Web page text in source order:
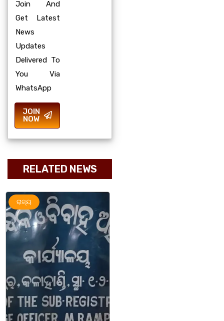
Join And
Get Latest
News
Updates
Delivered To
You Via
WhatsApp
JOIN
NOW
RELATED NEWS
ଅପରାଧ ରାଜ୍ୟ